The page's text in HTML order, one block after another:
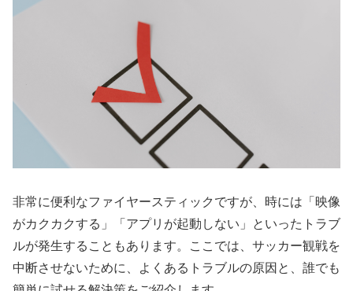
非常に便利なファイヤースティックですが、時には「映像
がカクカクする」「アプリが起動しない」といったトラブ
ルが発生することもあります。ここでは、サッカー観戦を
中断させないために、よくあるトラブルの原因と、誰でも